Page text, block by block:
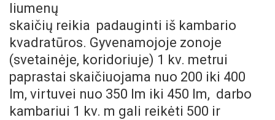
liumenų
skaičių reikia padauginti iš kambario
kvadratūros. Gyvenamojoje zonoje
(svetainėje, koridoriuje) 1 kv. metrui
paprastai skaičiuojama nuo 200 iki 400
lm, virtuvei nuo 350 lm iki 450 lm, darbo
kambariui 1 kv. m gali reikėti 500 ir